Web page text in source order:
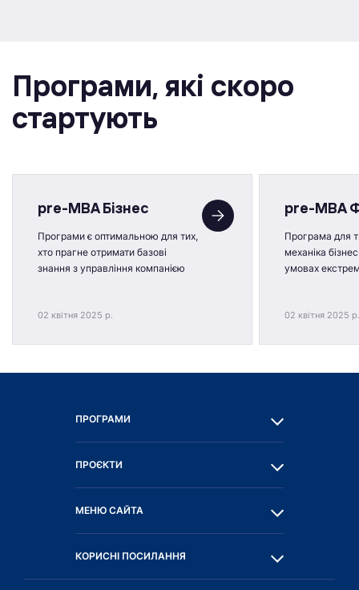
Програми, якi скоро
стартують
pre-MBA Бізнес
Програми є оптимальною для тих,
хто прагне отримати базові
знання з управління компанією
02 квітня 2025 р.
pre-MBA
Програма для
механіка
умовах
02 квітня 2025 р.
ПРОГРАМИ
ПРОЄКТИ
МЕНЮ САЙТА
КОРИСНІ ПОСИЛАННЯ